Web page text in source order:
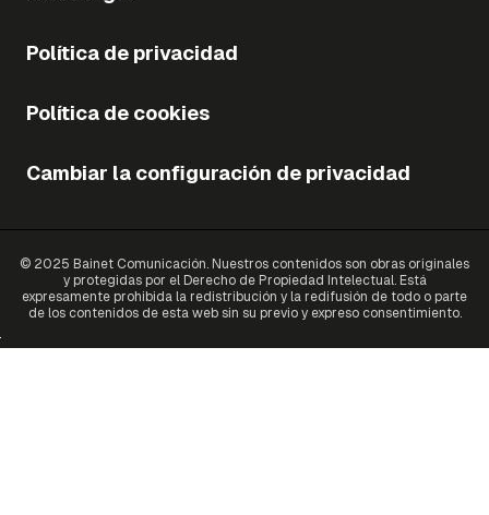
Política de privacidad
Política de cookies
Cambiar la configuración de privacidad
© 2025 Bainet Comunicación. Nuestros contenidos son obras originales
y protegidas por el Derecho de Propiedad Intelectual. Está
expresamente prohibida la redistribución y la redifusión de todo o parte
de los contenidos de esta web sin su previo y expreso consentimiento.